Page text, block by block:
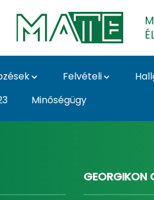
Felvételi
Minőségügy
GEORGIKON